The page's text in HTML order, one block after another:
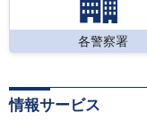
各警察署
情報サービス